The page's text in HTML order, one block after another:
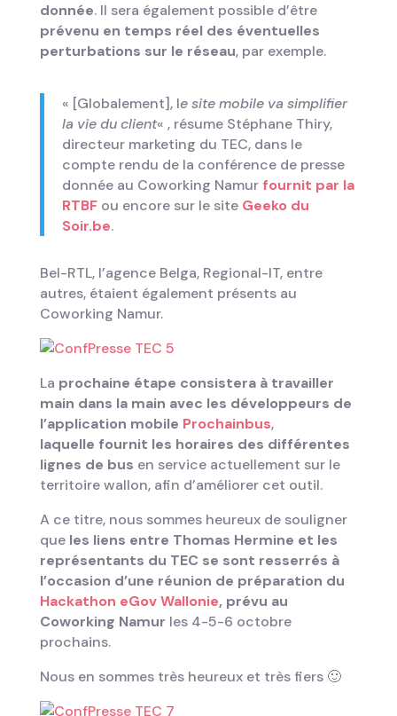
donnée. Il sera également possible d’être
prévenu en temps réel des éventuelles
perturbations sur le réseau, par exemple.
« [Globalement], le site mobile va simplifier
la vie du client« , résume Stéphane Thiry,
directeur marketing du TEC, dans le
compte rendu de la conférence de presse
donnée au Coworking Namur fournit par la
RTBFou encore sur le site Geeko du
Soir.be.
Bel-RTL, l’agence Belga, Regional-IT, entre
autres, étaient également présents au
Coworking Namur.
La prochaine étape consistera à travailler
main dans la main avec les développeurs de
l’application mobile Prochainbus,
laquelle fournit les horaires des différentes
lignes de bus en service actuellement sur le
territoire wallon, afin d’améliorer cet outil.
A ce titre, nous sommes heureux de souligner
que les liens entre Thomas Hermine et les
représentants du TEC se sont resserrés à
l’occasion d’une réunion de préparation du
Hackathon eGov Wallonie, prévu au
Coworking Namur les 4-5-6 octobre
prochains.
Nous en sommes très heureux et très fiers 🙂